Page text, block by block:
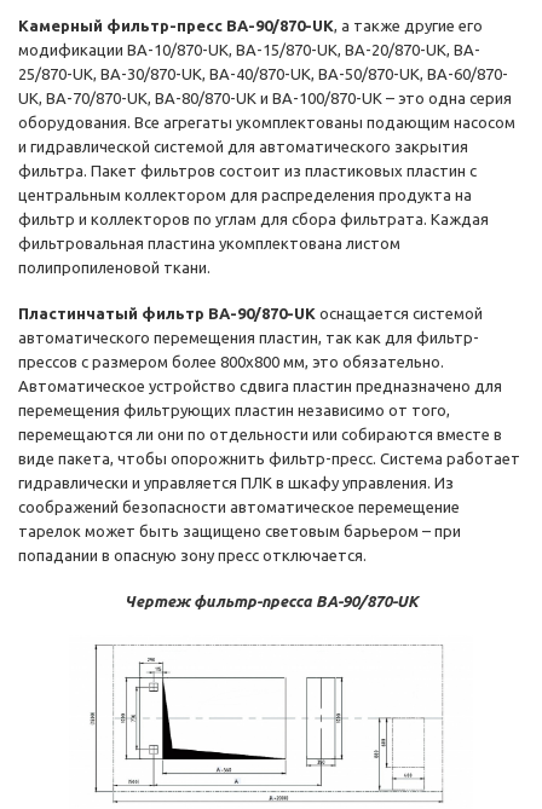
Камерный фильтр-пресс BA-90/870-UK, а также другие его
модификации BA-10/870-UK, BA-15/870-UK, BA-20/870-UK, BA-
25/870-UK, BA-30/870-UK, BA-40/870-UK, BA-50/870-UK, BA-60/870-
UK, BA-70/870-UK, BA-80/870-UK и BA-100/870-UK – это одна серия
оборудования. Все агрегаты укомплектованы подающим насосом
и гидравлической системой для автоматического закрытия
фильтра. Пакет фильтров состоит из пластиковых пластин с
центральным коллектором для распределения продукта на
фильтр и коллекторов по углам для сбора фильтрата. Каждая
фильтровальная пластина укомплектована листом
полипропиленовой ткани.
Пластинчатый фильтр BA-90/870-UK оснащается системой
автоматического перемещения пластин, так как для фильтр-
прессов с размером более 800х800 мм, это обязательно.
Автоматическое устройство сдвига пластин предназначено для
перемещения фильтрующих пластин независимо от того,
перемещаются ли они по отдельности или собираются вместе в
виде пакета, чтобы опорожнить фильтр-пресс. Система работает
гидравлически и управляется ПЛК в шкафу управления. Из
соображений безопасности автоматическое перемещение
тарелок может быть защищено световым барьером – при
попадании в опасную зону пресс отключается.
Чертеж фильтр-пресса BA-90/870-UK